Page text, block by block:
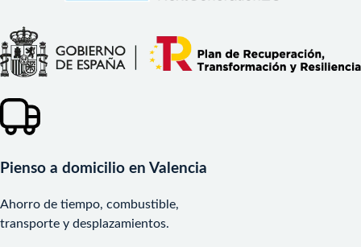
Pienso a domicilio en Valencia
Ahorro de tiempo, combustible,
transporte y desplazamientos.